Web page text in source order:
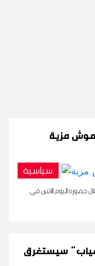
سياسية
حضوره اليوم الاثنين في
سيستغرق